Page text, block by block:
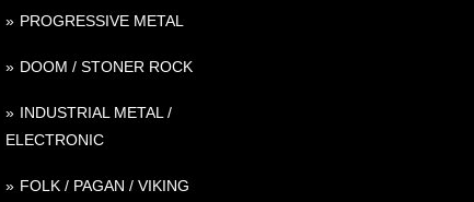
PROGRESSIVE METAL
DOOM / STONER ROCK
INDUSTRIAL METAL /
ELECTRONIC
FOLK / PAGAN / VIKING